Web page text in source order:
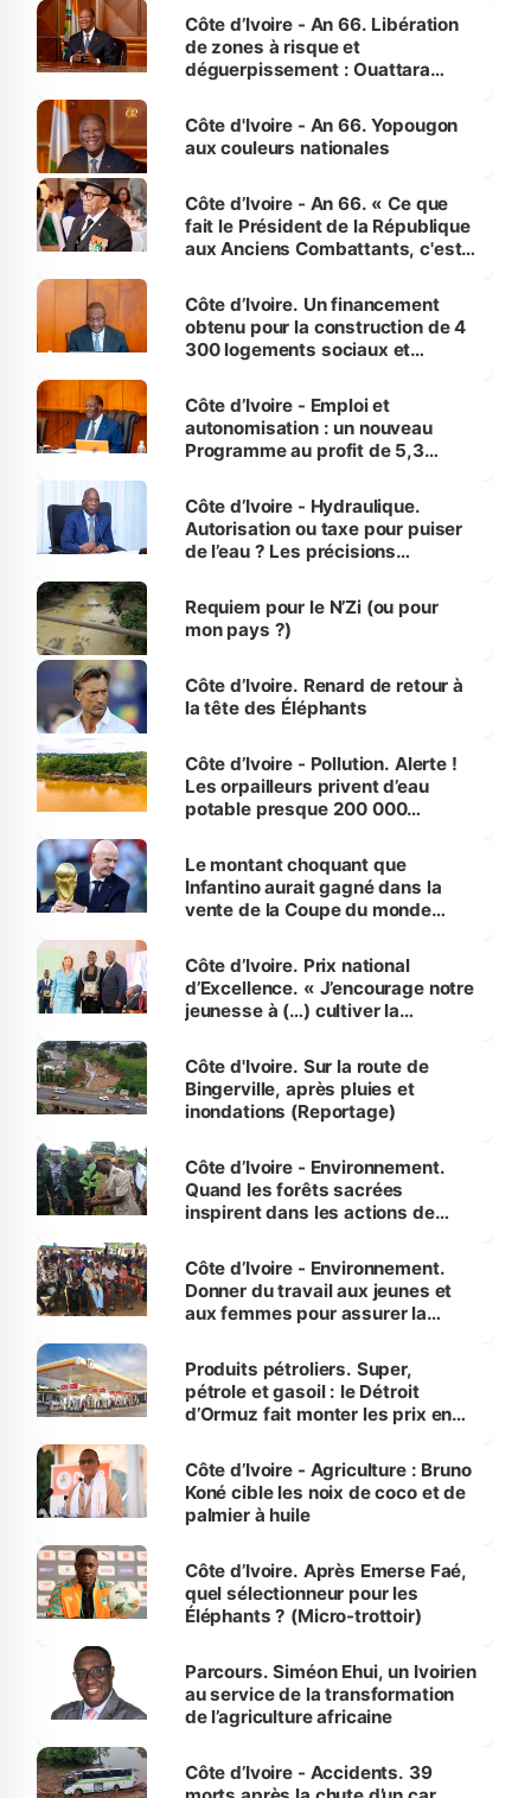
milieu des sinistrés
Côte d’Ivoire - An 66. Libération
de zones à risque et
déguerpissement : Ouattara
l'Etat de droit pour préserver les
vies humaines »
Côte d'Ivoire - An 66. Yopougon
aux couleurs nationales
Côte d’Ivoire - An 66. « Ce que
fait le Président de la République
aux Anciens Combattants, c'est
Côte d’Ivoire. Un financement
obtenu pour la construction de 4
300 logements sociaux et
et Yamoussoukro
Côte d’Ivoire - Emploi et
autonomisation : un nouveau
Programme au profit de 5,3
Côte d’Ivoire - Hydraulique.
Autorisation ou taxe pour puiser
de l’eau ? Les précisions
Requiem pour le N’Zi (ou pour
mon pays ?)
Côte d’Ivoire. Renard de retour à
la tête des Éléphants
Côte d’Ivoire - Pollution. Alerte !
Les orpailleurs privent d’eau
potable presque 200 000
Le montant choquant que
Infantino aurait gagné dans la
vente de la Coupe du monde
Côte d’Ivoire. Prix national
d’Excellence. « J’encourage notre
jeunesse à (…) cultiver la
(Alassane Ouattara
Côte d'Ivoire. Sur la route de
Bingerville, après pluies et
inondations (Reportage)
Côte d’Ivoire - Environnement.
Quand les forêts sacrées
inspirent dans les actions de
Côte d’Ivoire - Environnement.
Donner du travail aux jeunes et
aux femmes pour assurer la
menacées
Produits pétroliers. Super,
pétrole et gasoil : le Détroit
d’Ormuz fait monter les prix en
Côte d’Ivoire - Agriculture : Bruno
Koné cible les noix de coco et de
palmier à huile
Côte d’Ivoire. Après Emerse Faé,
quel sélectionneur pour les
Éléphants ? (Micro-trottoir)
Parcours. Siméon Ehui, un Ivoirien
au service de la transformation
de l’agriculture africaine
Côte d’Ivoire - Accidents. 39